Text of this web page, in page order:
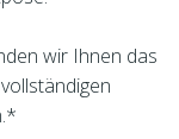
wir Ihnen das